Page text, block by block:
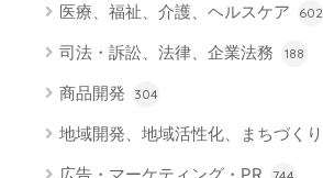
医療、福祉、介護、ヘルスケア 602
司法・訴訟、法律、企業法務 188
商品開発 304
地域開発、地域活性化、まちづくり